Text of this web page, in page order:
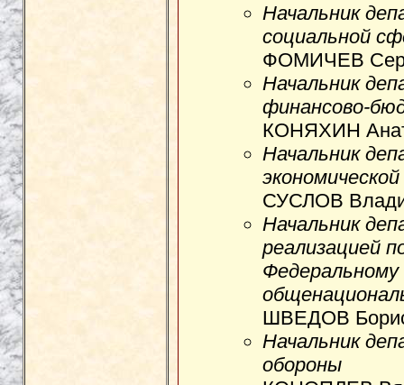
Начальник
социальной
ФОМИЧЕВ
Начальник
финансово-
КОНЯХИН
Начальник
СУСЛОВ
Начальник
реализацией
ШВЕДОВ Борис
Начальник
обороны